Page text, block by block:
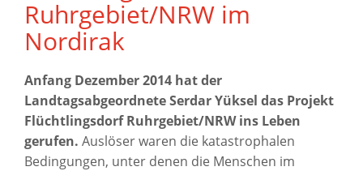
Ruhrgebiet/NRW im
Nordirak
Anfang Dezember 2014 hat der
Landtagsabgeordnete Serdar Yüksel das Projekt
Flüchtlingsdorf Ruhrgebiet/NRW ins Leben
gerufen. Auslöser waren die katastrophalen
Bedingungen, unter denen die Menschen im